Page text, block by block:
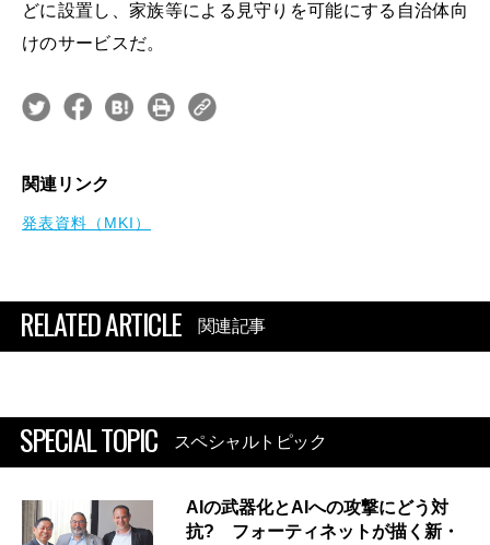
どに設置し、家族等による見守りを可能にする自治体向
けのサービスだ。
関連リンク
発表資料（MKI）
RELATED ARTICLE 関連記事
SPECIAL TOPIC スペシャルトピック
AIの武器化とAIへの攻撃にどう対
抗? フォーティネットが描く新・